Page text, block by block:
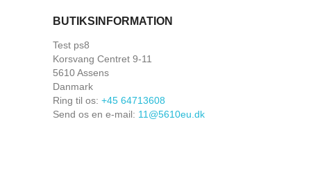
BUTIKSINFORMATION
Test ps8
Korsvang Centret 9-11
5610 Assens
Danmark
Ring til os: +45 64713608
Send os en e-mail: 11@5610eu.dk